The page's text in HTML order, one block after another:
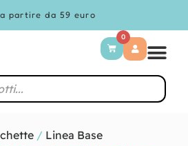
partire da 59 euro
0
/ Linea Base